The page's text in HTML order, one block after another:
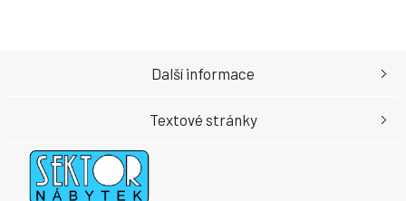
Další informace
Textové stránky